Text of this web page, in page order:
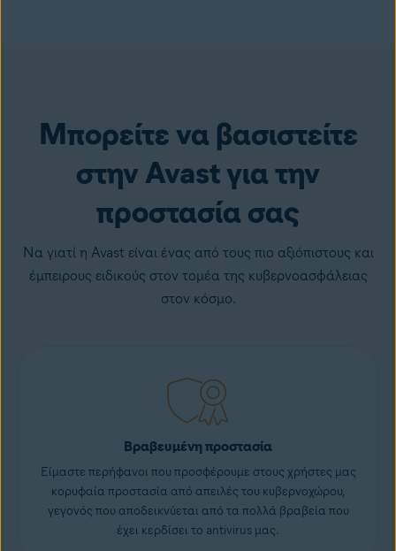
Μπορείτε να βασιστείτε
στην Avast για την
προστασία σας
Να γιατί η Avast είναι ένας από τους πιο αξιόπιστους και
έμπειρους ειδικούς στον τομέα της κυβερνοασφάλειας
στον κόσμο.
Βραβευμένη προστασία
Είμαστε περήφανοι που προσφέρουμε στους χρήστες μας
κορυφαία προστασία από απειλές του κυβερνοχώρου,
γεγονός που αποδεικνύεται από τα πολλά βραβεία που
έχει κερδίσει το antivirus μας.